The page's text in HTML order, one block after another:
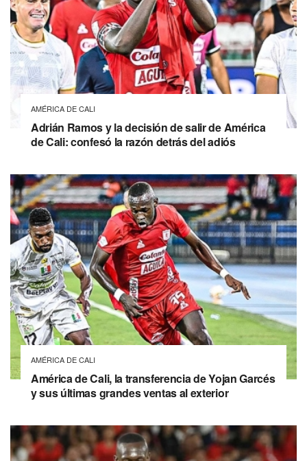
AMÉRICA DE CALI
Adrián Ramos y la decisión de salir de América
de Cali: confesó la razón detrás del adiós
AMÉRICA DE CALI
América de Cali, la transferencia de Yojan Garcés
y sus últimas grandes ventas al exterior